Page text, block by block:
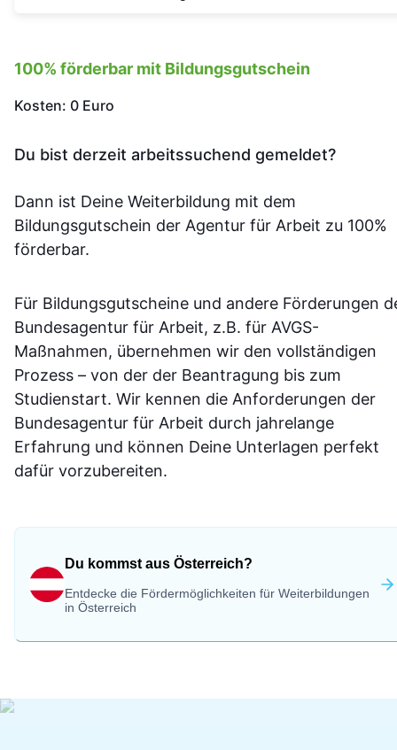
100% förderbar mit Bildungsgutschein
Kosten: 0 Euro
Du bist derzeit arbeitssuchend gemeldet?
Dann ist Deine Weiterbildung mit dem
Bildungsgutschein der Agentur für Arbeit zu 100%
förderbar.
Für Bildungsgutscheine und andere Förderungen
Bundesagentur für Arbeit, z.B. für AVGS-
Maßnahmen, übernehmen wir den vollständigen
Prozess – von der der Beantragung bis zum
Studienstart. Wir kennen die Anforderungen der
Bundesagentur für Arbeit durch jahrelange
Erfahrung und können Deine Unterlagen perfekt
dafür vorzubereiten.
Du kommst aus Österreich?
Entdecke die Fördermöglichkeiten für Weiterbildungen
in Österreich